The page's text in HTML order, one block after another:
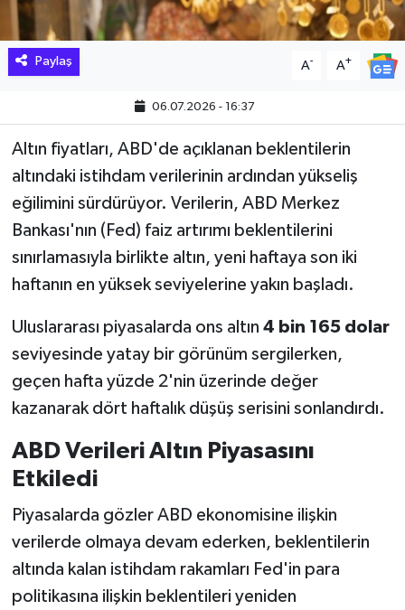
Paylaş A- A+
06.07.2026 - 16:37
Altın fiyatları, ABD'de açıklanan beklentilerin
altındaki istihdam verilerinin ardından yükseliş
eğilimini sürdürüyor. Verilerin, ABD Merkez
Bankası'nın (Fed) faiz artırımı beklentilerini
sınırlamasıyla birlikte altın, yeni haftaya son iki
haftanın en yüksek seviyelerine yakın başladı.
Uluslararası piyasalarda ons altın 4 bin 165 dolar
seviyesinde yatay bir görünüm sergilerken,
geçen hafta yüzde 2'nin üzerinde değer
kazanarak dört haftalık düşüş serisini sonlandırdı.
ABD Verileri Altın Piyasasını
Etkiledi
Piyasalarda gözler ABD ekonomisine ilişkin
verilerde olmaya devam ederken, beklentilerin
altında kalan istihdam rakamları Fed'in para
politikasına ilişkin beklentileri yeniden
KÜLTÜR SANAT
POLİTİKA
REKLAM
SAĞLIK
SPOR
TARİH
TEKNOLOJİ